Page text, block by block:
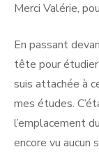
Merci Valérie,
En passant
tête pour étudier
suis attachée à
mes études.
l’emplacement
encore vu aucun